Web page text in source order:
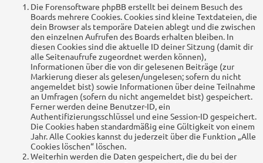
Die Forensoftware phpBB erstellt bei deinem Besuch des
Boards mehrere Cookies. Cookies sind kleine Textdateien, die
dein Browser als temporäre Dateien ablegt und die zwischen
den einzelnen Aufrufen des Boards erhalten bleiben. In
diesen Cookies sind die aktuelle ID deiner Sitzung (damit dir
alle Seitenaufrufe zugeordnet werden können),
Informationen über die von dir gelesenen Beiträge (zur
Markierung dieser als gelesen/ungelesen; sofern du nicht
angemeldet bist) sowie Informationen über deine Teilnahme
an Umfragen (sofern du nicht angemeldet bist) gespeichert.
Ferner werden deine Benutzer-ID, ein
Authentifizierungsschlüssel und eine Session-ID gespeichert.
Die Cookies haben standardmäßig eine Gültigkeit von einem
Jahr. Alle Cookies kannst du jederzeit über die Funktion „Alle
Cookies löschen“ löschen.
Weiterhin werden die Daten gespeichert, die du bei der